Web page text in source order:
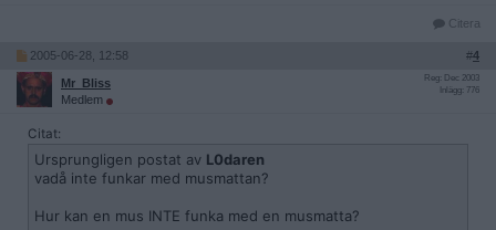
Citera
2005-06-28, 12:58 #4
Mr_Bliss
Medlem
Reg: Dec 2003
Inlägg: 776
Citat:
Ursprungligen postat av L0daren
vadå inte funkar med musmattan?
Hur kan en mus INTE funka med en musmatta?